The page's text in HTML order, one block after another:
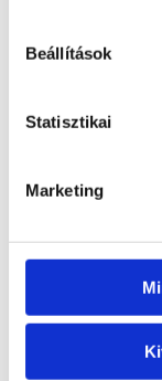
Beállítások
Statisztikai
Marketing